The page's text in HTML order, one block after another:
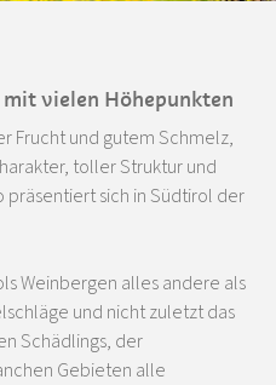
vielen Höhepunkten
Frucht und gutem Schmelz,
toller Struktur und
sich in Südtirol der
Weinbergen alles andere als
und nicht zuletzt das
Schädlings, der
Gebieten alle